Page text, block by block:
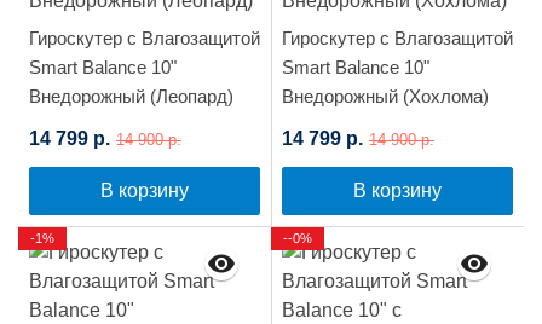
Гироскутер с Влагозащитой
Smart Balance 10"
Внедорожный (Леопард)
14 799 р. 14 900 р.
В корзину
Гироскутер с Влагозащитой
Smart Balance 10"
Внедорожный (Хохлома)
14 799 р. 14 900 р.
В корзину
-1% --0%